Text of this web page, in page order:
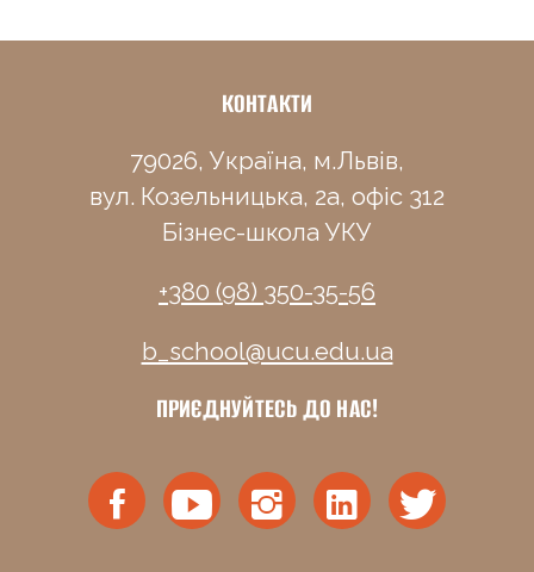
КОНТАКТИ
79026, Україна, м.Львів,
вул. Козельницька, 2а, офіс 312
Бізнес-школа УКУ
+380 (98) 350-35-56
b_school@ucu.edu.ua
ПРИЄДНУЙТЕСЬ ДО НАС!